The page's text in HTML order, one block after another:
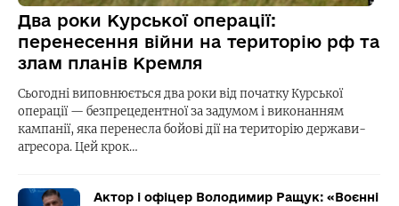
Два роки Курської операції:
перенесення війни на територію рф та
злам планів Кремля
Сьогодні виповнюється два роки від початку Курської
операції — безпрецедентної за задумом і виконанням
кампанії, яка перенесла бойові дії на територію держави-
агресора. Цей крок…
Актор і офіцер Володимир Ращук: «Воєнні